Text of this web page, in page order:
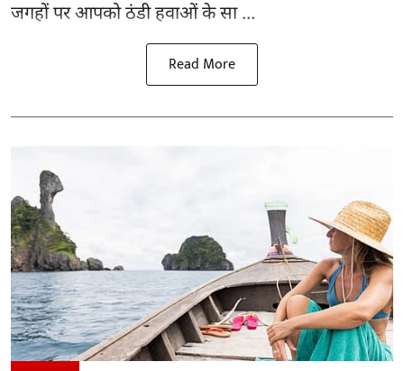
जगहों पर आपको ठंडी हवाओं के सा ...
Read More